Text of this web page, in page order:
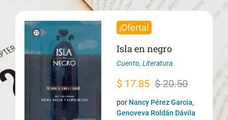
¡Oferta!
Isla en negro
Cuento, Literatura
$20.50
El
precio
original
$17.85
El
precio
actual
por Nancy Pérez García,
Genoveva Roldán Dávila